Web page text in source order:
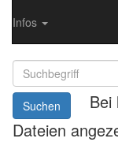
Infos
Suchen
Bei
Dateien